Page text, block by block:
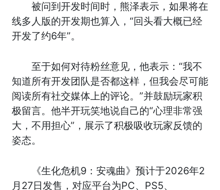
被问到开发时间时，熊泽表示，如果将在
线多人版的开发期也算入，“回头看大概已经
开发了约6年”。
至于如何对待粉丝意见，他表示：“我不
知道所有开发团队是否都这样，但我会尽可能
阅读所有社交媒体上的评论。”并鼓励玩家积
极留言。他半开玩笑地说自己的“心理非常强
大，不用担心”，展示了积极吸收玩家反馈的
姿态。
《生化危机9：安魂曲》预计于2026年2
月27日发售，对应平台为PC、PS5、